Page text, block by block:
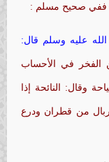
ففي صحيح مسلم :
عليه وسلم قال:
الفخر في الأحساب
وقال: النائحة إذا
من قطران ودرع